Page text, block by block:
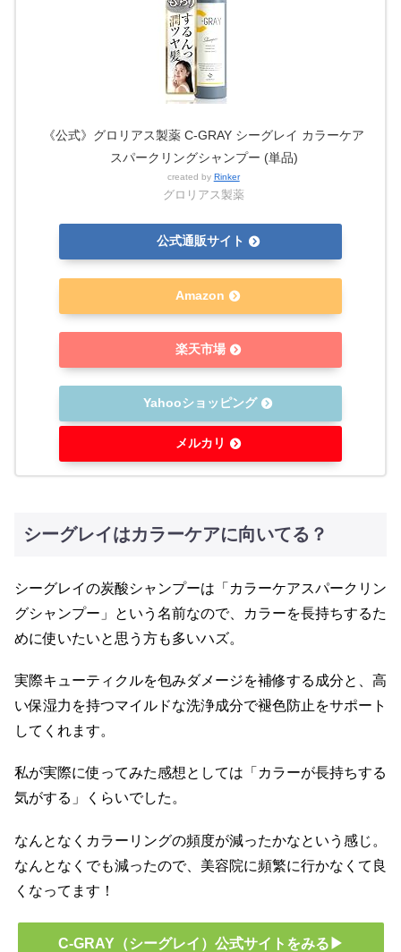
《公式》グロリアス製薬 C-GRAY シーグレイ カラーケア
スパークリングシャンプー (単品)
created by Rinker
グロリアス製薬
公式通販サイト
Amazon
楽天市場
Yahooショッピング
メルカリ
シーグレイはカラーケアに向いてる？
シーグレイの炭酸シャンプーは「カラーケアスパークリン
グシャンプー」という名前なので、カラーを長持ちするた
めに使いたいと思う方も多いハズ。
実際キューティクルを包みダメージを補修する成分と、高
い保湿力を持つマイルドな洗浄成分で褪色防止をサポート
してくれます。
私が実際に使ってみた感想としては「カラーが長持ちする
気がする」くらいでした。
なんとなくカラーリングの頻度が減ったかなという感じ。
なんとなくでも減ったので、美容院に頻繁に行かなくて良
くなってます！
C-GRAY（シーグレイ）公式サイトをみる▶